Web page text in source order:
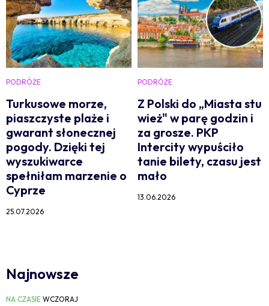
PODRÓŻE
Turkusowe morze,
piaszczyste plaże i
gwarant słonecznej
pogody. Dzięki tej
wyszukiwarce
spełniłam marzenie o
Cyprze
25.07.2026
PODRÓŻE
Z Polski do „Miasta stu
wież" w parę godzin i
za grosze. PKP
Intercity wypuściło
tanie bilety, czasu jest
mało
13.06.2026
Najnowsze
NA CZASIE WCZORAJ